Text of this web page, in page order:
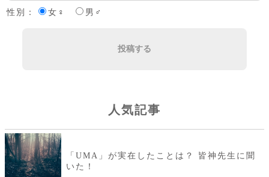
性別：
女♀ 男♂
投稿する
人気記事
「UMA」が実在したことは？ 皆神先生に聞
いた！